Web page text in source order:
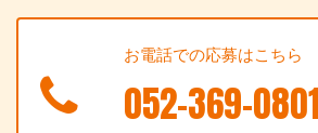
お電話での応募はこちら
052-369-0801